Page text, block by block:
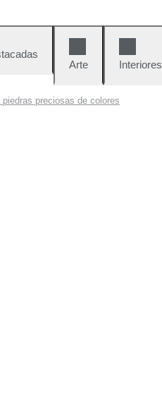
Arte
Interiores
preciosas de colores